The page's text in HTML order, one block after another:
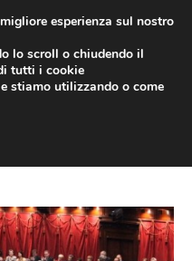
esperienza sul nostro
lo scroll o chiudendo il
tutti i cookie
stiamo utilizzando o come